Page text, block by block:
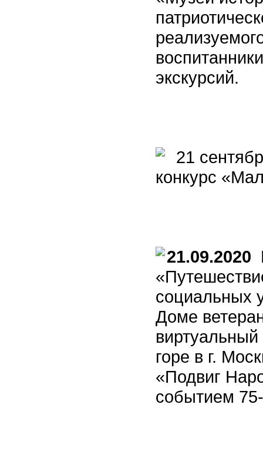
экскурсий.
21
конкурс
21.09.2020
социальных
Доме
горе в г.
«Подвиг
событием